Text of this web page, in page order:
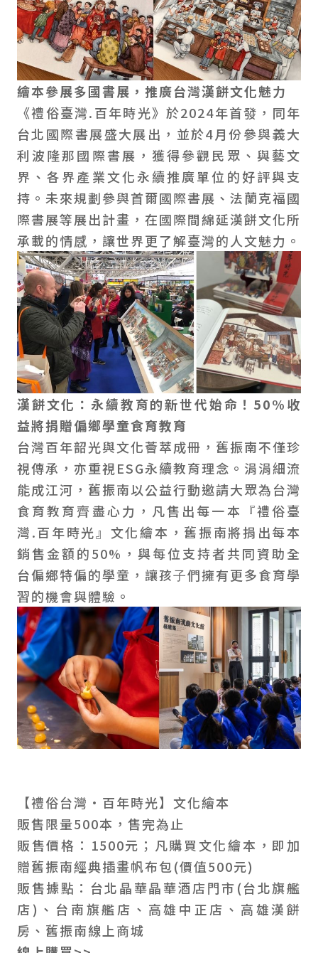
繪本參展多國書展，推廣台灣漢餅文化魅力
《禮俗臺灣.百年時光》於2024年首發，同年
台北國際書展盛大展出，並於4月份參與義大
利波隆那國際書展，獲得參觀民眾、與藝文
界、各界產業文化永續推廣單位的好評與支
持。未來規劃參與首爾國際書展、法蘭克福國
際書展等展出計畫，在國際間綿延漢餅文化所
承載的情感，讓世界更了解臺灣的人文魅力。
漢餅文化：永續教育的新世代始命！ 50%收
益將捐贈偏鄉學童食育教育
台灣百年韶光與文化薈萃成冊，舊振南不僅珍
視傳承，亦重視ESG永續教育理念。涓涓細流
能成江河，舊振南以公益行動邀請大眾為台灣
食育教育齊盡心力，凡售出每一本『禮俗臺
灣.百年時光』文化繪本，舊振南將捐出每本
銷售金額的50%，與每位支持者共同資助全
台偏鄉特偏的學童，讓孩⼦們擁有更多食育學
習的機會與體驗。
【禮俗台灣•百年時光】文化繪本
販售限量500本，售完為止
販售價格：1500元；凡購買文化繪本，即加
贈舊振南經典插畫帆布包(價值500元)
販售據點：台北晶華晶華酒店門市(台北旗艦
店)、台南旗艦店、高雄中正店、高雄漢餅
房、舊振南線上商城